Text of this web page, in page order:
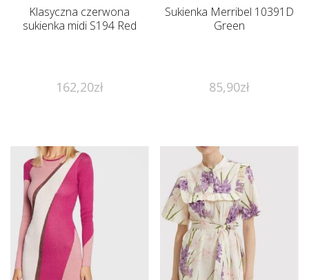
Klasyczna czerwona
sukienka midi S194 Red
162,20zł
Sukienka Merribel 10391D
Green
85,90zł